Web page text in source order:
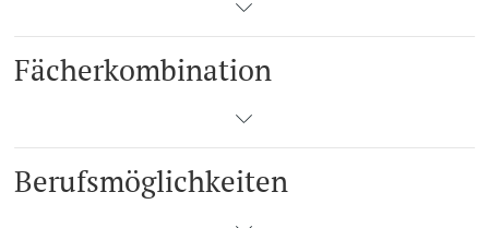
Universitätsbibliothek Basel
Lernräume
Fächerkombination
Berufsmöglichkeiten